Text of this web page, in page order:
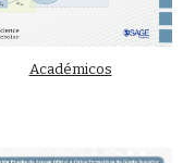
Académicos